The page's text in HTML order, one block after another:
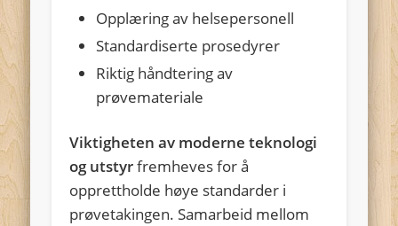
Opplæring av helsepersonell
Standardiserte prosedyrer
Riktig håndtering av
prøvemateriale
Viktigheten av moderne teknologi
og utstyrfremheves for å
opprettholde høye standarder i
prøvetakingen. Samarbeid mellom